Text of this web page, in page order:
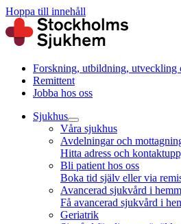
Hoppa till innehåll
Forskning, utbildning, utveckling
Remittent
Jobba hos oss
Sjukhus
Våra sjukhus
Avdelningar och
Hitta adress och
Bli patient hos oss
Boka tid själv eller via
Avancerad sjukvård i
Få avancerad sjukvård i
Geriatrik